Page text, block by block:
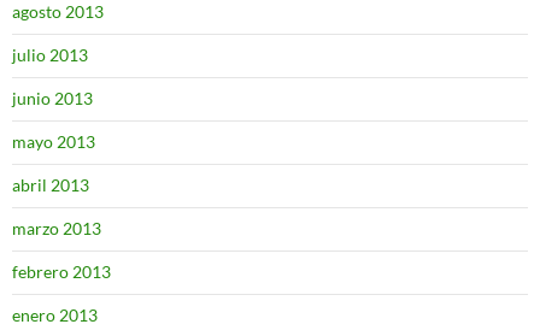
agosto 2013
julio 2013
junio 2013
mayo 2013
abril 2013
marzo 2013
febrero 2013
enero 2013